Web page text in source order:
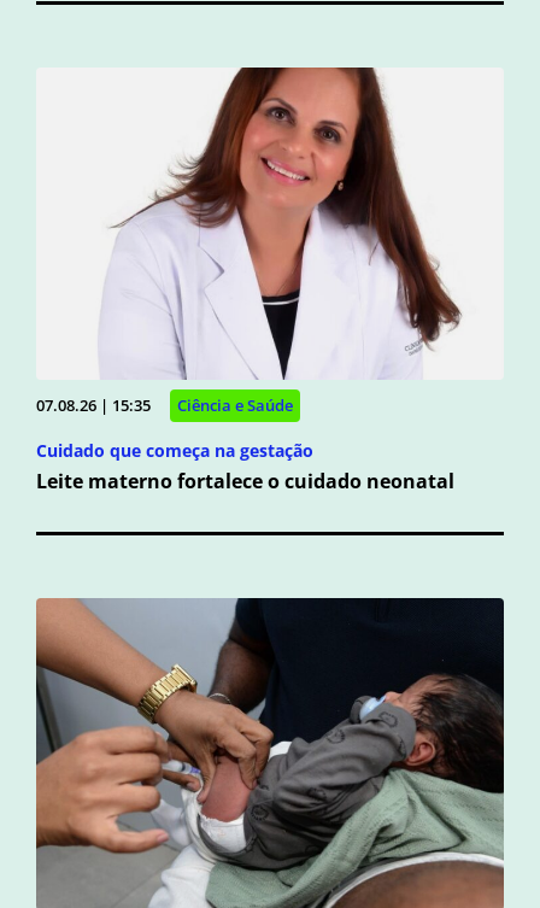
07.08.26 | 15:35 Ciência e Saúde
Cuidado que começa na gestação
Leite materno fortalece o cuidado neonatal